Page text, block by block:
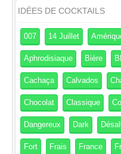
IDÉES DE COCKTAILS
007 14 Juillet
Aphrodisiaque Bière
Cachaça Calvados
Chocolat Classique
Dangereux Dark
Fort Frais France